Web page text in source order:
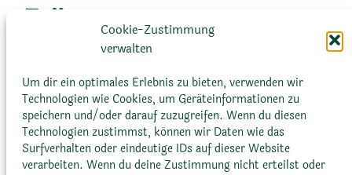
Cookie-Zustimmung
verwalten
Um dir ein optimales Erlebnis zu bieten, verwenden wir
Technologien wie Cookies, um Geräteinformationen zu
speichern und/oder darauf zuzugreifen. Wenn du diesen
Technologien zustimmst, können wir Daten wie das
Surfverhalten oder eindeutige IDs auf dieser Website
verarbeiten. Wenn du deine Zustimmung nicht erteilst oder
Teilen:
Link
« VorherigerNächster »